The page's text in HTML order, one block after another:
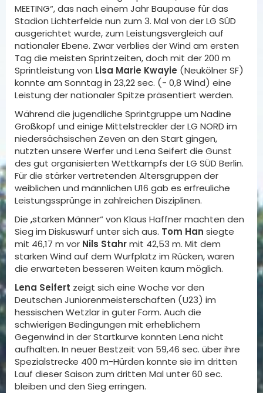
MEETING“, das nach einem Jahr Baupause für das
Stadion Lichterfelde nun zum 3. Mal von der LG SÜD
ausgerichtet wurde, zum Leistungsvergleich auf
nationaler Ebene. Zwar verblies der Wind am ersten
Tag die meisten Sprintzeiten, doch mit der 200 m
Sprintleistung von Lisa Marie Kwayie (Neukölner SF)
konnte am Sonntag in 23,22 sec. (- 0,8 Wind) eine
Leistung der nationaler Spitze präsentiert werden.
Während die jugendliche Sprintgruppe um Nadine
Großkopf und einige Mittelstreckler der LG NORD im
niedersächsischen Zeven an den Start gingen,
nutzten unsere Werfer und Lena Seifert die Gunst
des gut organisierten Wettkampfs der LG SÜD Berlin.
Für die stärker vertretenden Altersgruppen der
weiblichen und männlichen U16 gab es erfreuliche
Leistungssprünge in zahlreichen Disziplinen.
Die „starken Männer“ von Klaus Haffner machten den
Sieg im Diskuswurf unter sich aus. Tom Han siegte
mit 46,17 m vor Nils Stahrmit 42,53 m. Mit dem
starken Wind auf dem Wurfplatz im Rücken, waren
die erwarteten besseren Weiten kaum möglich.
Lena Seifert zeigt sich eine Woche vor den
Deutschen Juniorenmeisterschaften (U23) im
hessischen Wetzlar in guter Form. Auch die
schwierigen Bedingungen mit erheblichem
Gegenwind in der Startkurve konnten Lena nicht
aufhalten. In neuer Bestzeit von 59,46 sec. über ihre
Spezialstrecke 400 m-Hürden konnte sie im dritten
Lauf dieser Saison zum dritten Mal unter 60 sec.
bleiben und den Sieg erringen.